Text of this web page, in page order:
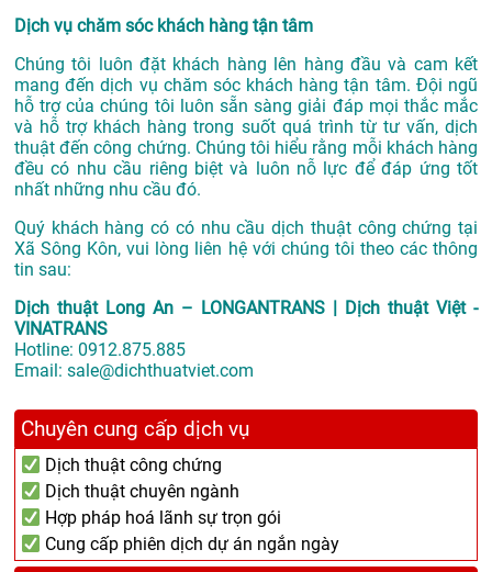
Dịch vụ chăm sóc khách hàng tận tâm
Chúng tôi luôn đặt khách hàng lên hàng đầu và cam kết
mang đến dịch vụ chăm sóc khách hàng tận tâm. Đội ngũ
hỗ trợ của chúng tôi luôn sẵn sàng giải đáp mọi thắc mắc
và hỗ trợ khách hàng trong suốt quá trình từ tư vấn, dịch
thuật đến công chứng. Chúng tôi hiểu rằng mỗi khách hàng
đều có nhu cầu riêng biệt và luôn nỗ lực để đáp ứng tốt
nhất những nhu cầu đó.
Quý khách hàng có có nhu cầu dịch thuật công chứng tại
Xã Sông Kôn, vui lòng liên hệ với chúng tôi theo các thông
tin sau:
Dịch thuật Long An – LONGANTRANS | Dịch thuật Việt -
VINATRANS
Hotline: 0912.875.885
Email: sale@dichthuatviet.com
Chuyên cung cấp dịch vụ
Dịch thuật công chứng
Dịch thuật chuyên ngành
Hợp pháp hoá lãnh sự trọn gói
Cung cấp phiên dịch dự án ngắn ngày